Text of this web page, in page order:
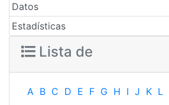
Datos
Estadísticas
Lista de
A B C D E F G H I J K L